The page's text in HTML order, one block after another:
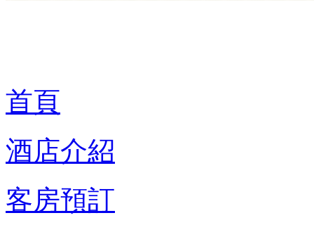
首頁
酒店介紹
客房預訂